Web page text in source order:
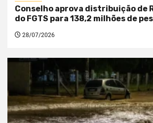
Conselho aprova distribuição de
do FGTS para 138,2 milhões de
28/07/2026